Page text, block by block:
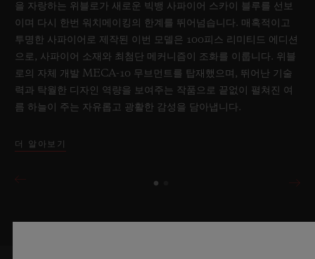
을 자랑하는 위블로가 새로운 빅뱅 사파이어 스카이 블루를 선보
이며 다시 한번 워치메이킹의 한계를 뛰어넘습니다. 매혹적이고
투명한 사파이어로 제작된 이번 모델은 100피스 리미티드 에디션
으로, 사파이어 소재와 최첨단 메커니즘이 조화를 이룹니다. 위블
로의 자체 개발 MECA-10 무브먼트를 탑재했으며, 뛰어난 기술
력과 탁월한 디자인 역량을 보여주는 작품으로 끝없이 펼쳐진 여
름 하늘이 주는 자유롭고 광활한 감성을 담아냅니다.
더 알아보기